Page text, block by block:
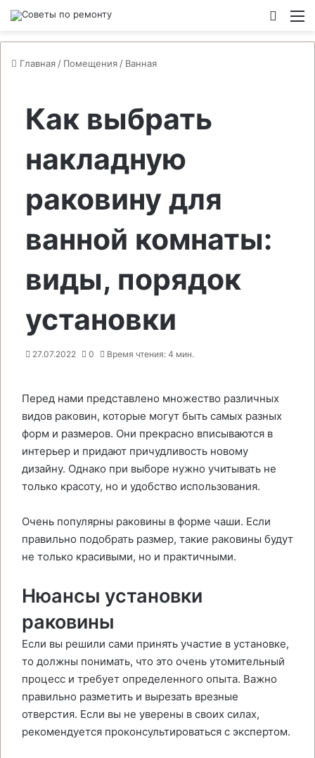
Главная / Помещения / Ванная
Как выбрать
накладную
раковину для
ванной комнаты:
виды, порядок
установки
27.07.2022 0 Время чтения: 4 мин.
Перед нами представлено множество различных
видов раковин, которые могут быть самых разных
форм и размеров. Они прекрасно вписываются в
интерьер и придают причудливость новому
дизайну. Однако при выборе нужно учитывать не
только красоту, но и удобство использования.
Очень популярны раковины в форме чаши. Если
правильно подобрать размер, такие раковины будут
не только красивыми, но и практичными.
Нюансы установки
раковины
Если вы решили сами принять участие в установке,
то должны понимать, что это очень утомительный
процесс и требует определенного опыта. Важно
правильно разметить и вырезать врезные
отверстия. Если вы не уверены в своих силах,
рекомендуется проконсультироваться с экспертом.